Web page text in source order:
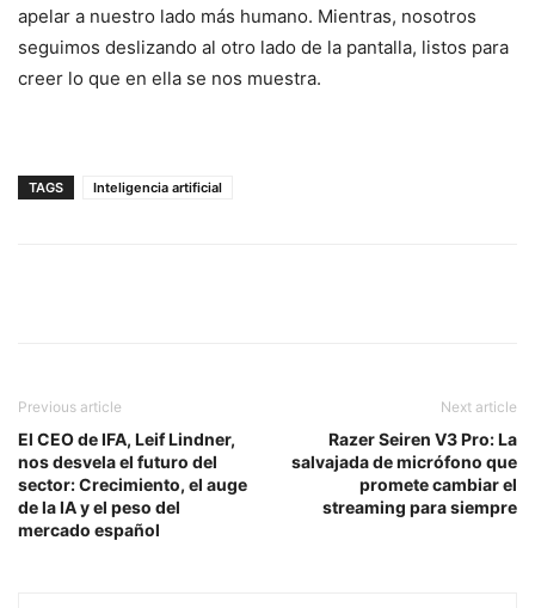
apelar a nuestro lado más humano. Mientras, nosotros
seguimos deslizando al otro lado de la pantalla, listos para
creer lo que en ella se nos muestra.
TAGS Inteligencia artificial
Previous article
El CEO de IFA, Leif Lindner,
nos desvela el futuro del
sector: Crecimiento, el auge
de la IA y el peso del
mercado español
Next article
Razer Seiren V3 Pro: La
salvajada de micrófono que
promete cambiar el
streaming para siempre